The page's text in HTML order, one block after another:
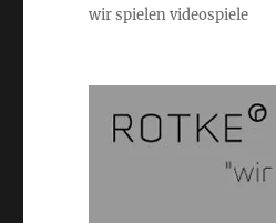
wir spielen videospiele